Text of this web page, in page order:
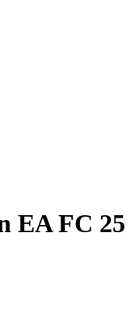
EA FC 25